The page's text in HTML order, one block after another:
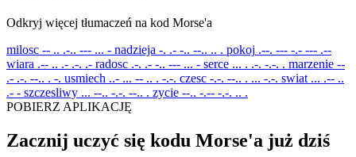
Odkryj więcej tłumaczeń na kod Morse'a
milosc -- .. .-.. --- ... - nadzieja -. .- -.. --.. .. . pokoj .--. --- -.- --- .--
wiara .-- .. .- .-. .- radosc .-. .- -.. --- ... - serce ... . .-. -.-. . marzenie --
.- .-. --.. . -. usmiech ..- ... -- .. . -.-. czesc -.-. --.. . ... -.-. swiat ... .-- ..
.- - szczesliwy ... --.. -.-. --.. . zycie --.. -.-- -.-. .. .
POBIERZ APLIKACJĘ
Zacznij uczyć się kodu Morse'a już dziś